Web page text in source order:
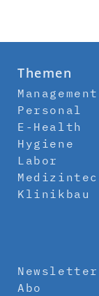
Themen
Management
Personal
E-Health
Hygiene
Labor
Klinikbau
Newsletter
Abo